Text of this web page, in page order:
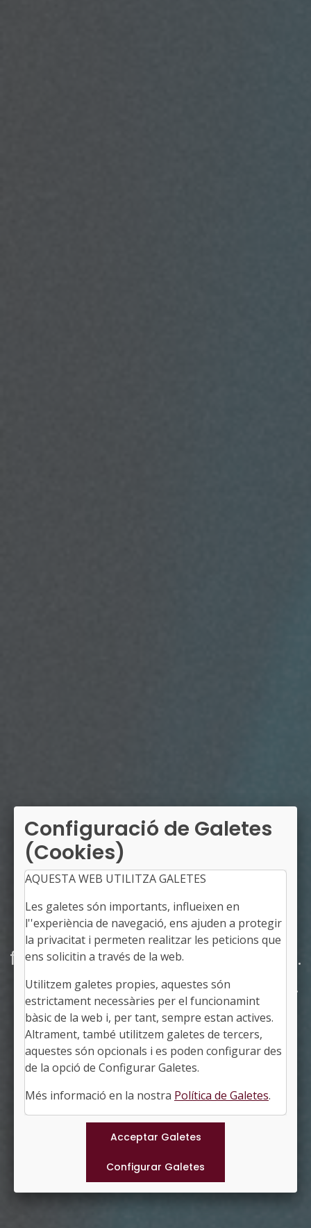
Eines i oportunitats de
finançament per als ens locals.
Seminari sobre fons europeus.
5a edició
Programa en PDF
Configuració de Galetes
(Cookies)
AQUESTA WEB UTILITZA GALETES
Les galetes són importants, influeixen en
l''experiència de navegació, ens ajuden a protegir
la privacitat i permeten realitzar les peticions que
ens solicitin a través de la web.
Utilitzem galetes propies, aquestes són
estrictament necessàries per el funcionamint
bàsic de la web i, per tant, sempre estan actives.
Altrament, també utilitzem galetes de tercers,
aquestes són opcionals i es poden configurar des
de la opció de Configurar Galetes.
Més informació en la nostra Política de Galetes.